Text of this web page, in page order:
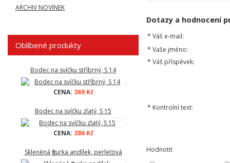
ARCHIV NOVINEK
Oblíbené produkty
Bodec na svíčku stříbrný, S 14
CENA: 369 Kč
Bodec na svíčku zlatý, S 15
CENA: 386 Kč
Skleněná figurka andílek, perleťová
Dotazy a hodnocení
* Váš e-mail:
* Vaše jméno:
* Váš příspěvek:
* Kontrolní text:
Hodnotit